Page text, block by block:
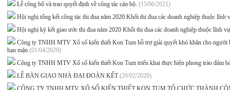
Lễ công bố và trao quyết định về công tác cán bộ. (15/06/2021)
Hội nghị tổng kết công tác thi đua năm 2020 Khối thi đua các doanh nghiệp thuộc
Hội nghị ký kết giao ước thi đua năm 2020 Khối thi đua các doanh nghiệp thuộc lĩnh
Công ty TNHH MTV Xổ số kiến thiết Kon Tum hỗ trợ giải quyết khó khăn cho người
hạn mặn (01/04/2020)
Công ty TNHH MTV Xổ số kiến thiết Kon Tum triển khai thực hiện phong trào đảm
LỄ BÀN GIAO NHÀ ĐẠI ĐOÀN KẾT(20/02/2020)
CÔNG TY TNHH MTV XỔ SỐ KIẾN THIẾT KON TUM TỔ CHỨC THÀNH